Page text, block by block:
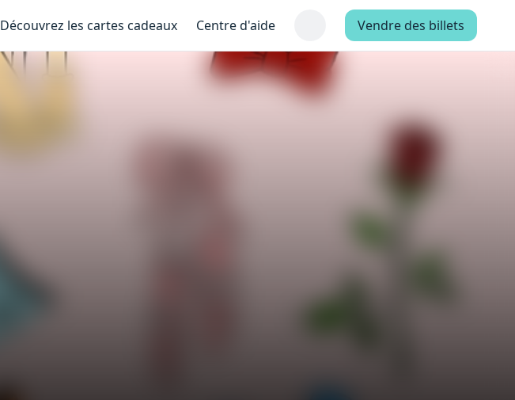
Découvrez les cartes cadeaux Centre d'aide Vendre des billets